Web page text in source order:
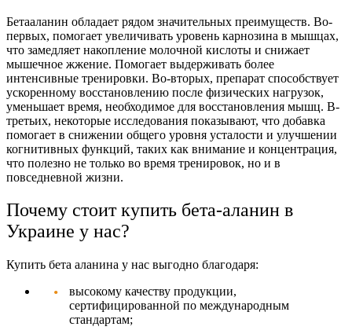
Бетааланин обладает рядом значительных преимуществ. Во-
первых, помогает увеличивать уровень карнозина в мышцах,
что замедляет накопление молочной кислоты и снижает
мышечное жжение. Помогает выдерживать более
интенсивные тренировки. Во-вторых, препарат способствует
ускоренному восстановлению после физических нагрузок,
уменьшает время, необходимое для восстановления мышц. В-
третьих, некоторые исследования показывают, что добавка
помогает в снижении общего уровня усталости и улучшении
когнитивных функций, таких как внимание и концентрация,
что полезно не только во время тренировок, но и в
повседневной жизни.
Почему стоит купить бета-аланин в
Украине у нас?
Купить бета аланина у нас выгодно благодаря:
высокому качеству продукции,
сертифицированной по международным
стандартам;